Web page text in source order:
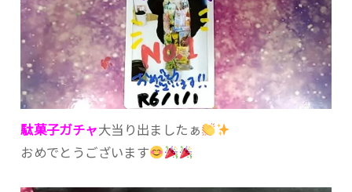
駄菓子ガチャ大当り出ましたぁ
おめでとうございます